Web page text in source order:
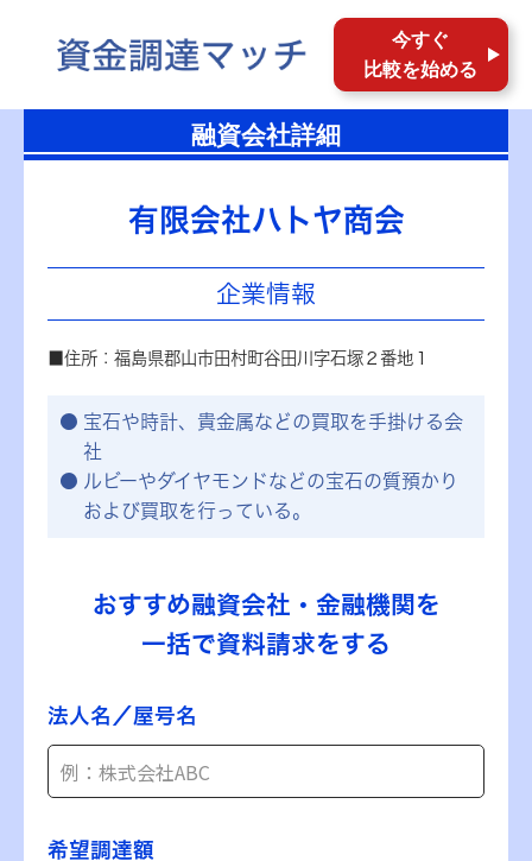
今すぐ
比較を始める
融資会社詳細
有限会社ハトヤ商会
企業情報
■住所：福島県郡山市田村町谷田川字石塚２番地１
宝石や時計、貴金属などの買取を手掛ける会
社
ルビーやダイヤモンドなどの宝石の質預かり
および買取を行っている。
おすすめ融資会社・金融機関を
一括で資料請求をする
法人名／屋号名
希望調達額